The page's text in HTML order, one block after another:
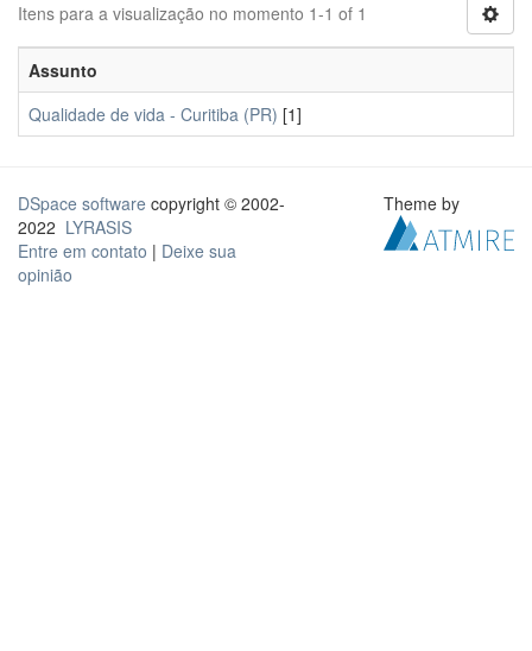
Itens para a visualização no momento 1-1 of 1
Assunto
Qualidade de vida - Curitiba (PR) [1]
DSpace software copyright © 2002-
2022 LYRASIS
Entre em contato | Deixe sua
opinião
Theme by